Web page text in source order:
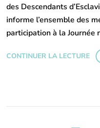
des Descendants
informe l’ensemble des
participation à la Journée
CONTINUER LA LECTURE